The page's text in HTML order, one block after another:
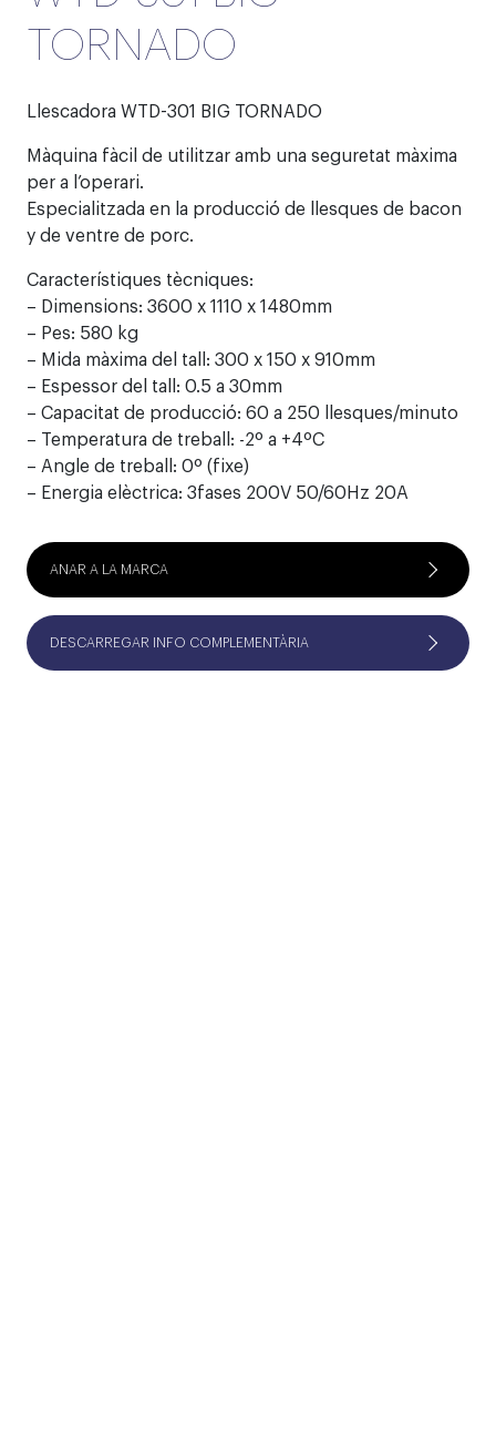
TORNADO
Llescadora WTD-301 BIG TORNADO
Màquina fàcil de utilitzar amb una seguretat màxima
per a l’operari.
Especialitzada en la producció de llesques de bacon
y de ventre de porc.
Característiques tècniques:
– Dimensions: 3600 x 1110 x 1480mm
– Pes: 580 kg
– Mida màxima del tall: 300 x 150 x 910mm
– Espessor del tall: 0.5 a 30mm
– Capacitat de producció: 60 a 250 llesques/minuto
– Temperatura de treball: -2º a +4ºC
– Angle de treball: 0º (fixe)
– Energia elèctrica: 3fases 200V 50/60Hz 20A
ANAR A LA MARCA
DESCARREGAR INFO COMPLEMENTÀRIA